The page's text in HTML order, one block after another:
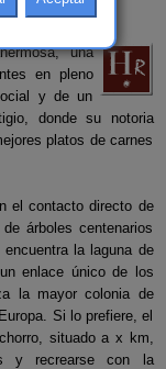
una
en pleno
y de un
donde su notoria
platos de carnes
el contacto directo de
árboles centenarios
la laguna de
enlace único de los
la mayor colonia de
Si lo prefiere, el
situado a x km,
y recrearse con la